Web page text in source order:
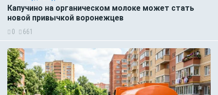
Капучино на органическом молоке может стать
новой привычкой воронежцев
0 661